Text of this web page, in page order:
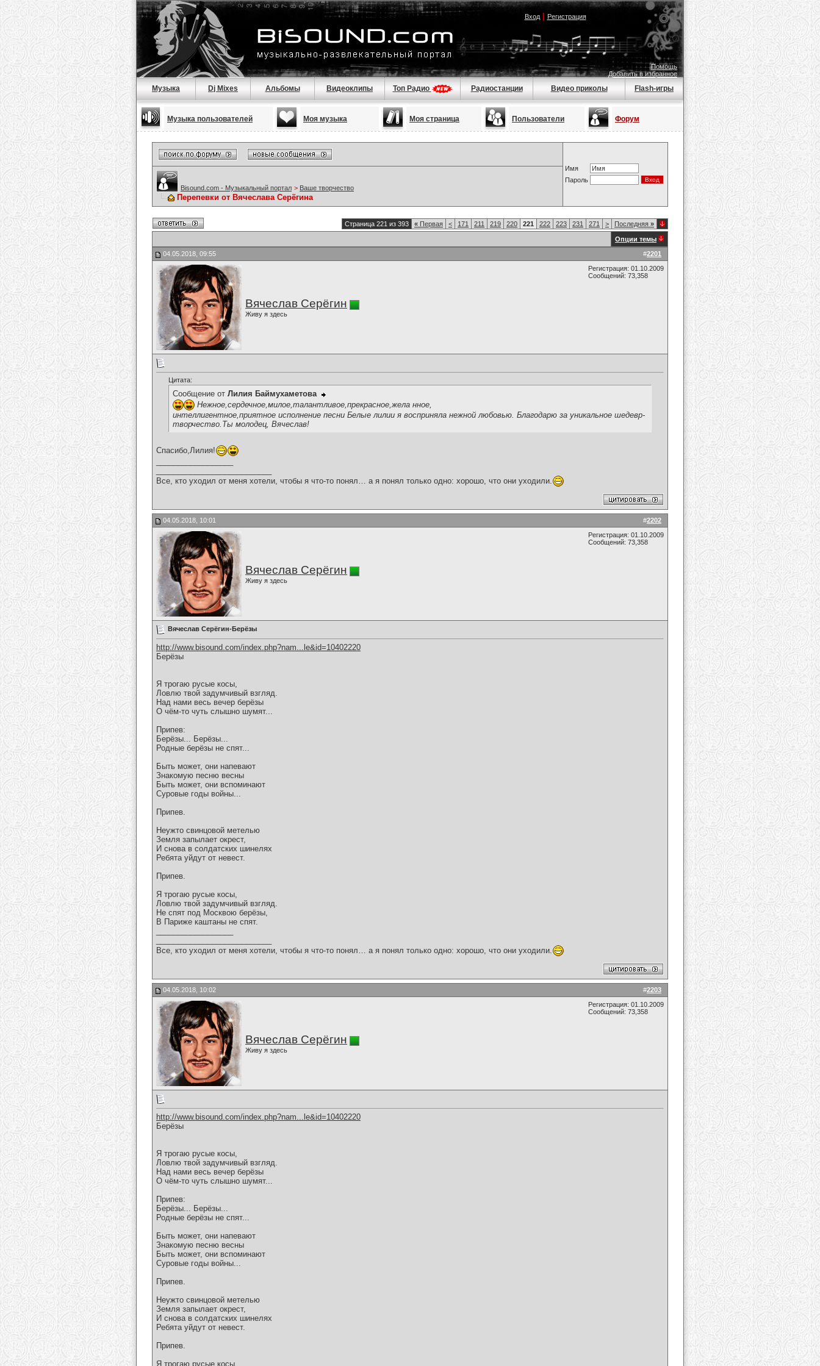
Вход| Регистрация
Помощь
Добавить в избранное
Музыка Dj Mixes Альбомы Видеоклипы Топ Радио Радиостанции Видео приколы Flash-игры
Музыка пользователей Моя музыка Моя страница Пользователи Форум
Имя
Пароль
Bisound.com - Музыкальный портал > Ваше творчество
Перепевки от Вячеслава Серёгина
Страница 221 из 393 « Первая < 171 211 219 220 221 222 223 231 271 > Последняя »
Опции темы
#2201
04.05.2018, 09:55
Вячеслав Серёгин
Живу я здесь
Регистрация: 01.10.2009
Сообщений: 73,358
Цитата:
Сообщение от Лилия Баймухаметова
Нежное,сердечное,милое,талантливое,прекрасное,жела нное,
интеллигентное,приятное исполнение песни Белые лилии я восприняла нежной любовью. Благодарю за уникальное шедевр-
творчество.Ты молодец, Вячеслав!
Спасибо,Лилия!
Все, кто уходил от меня хотели, чтобы я что-то понял… а я понял только одно: хорошо, что они уходили.
#2202
04.05.2018, 10:01
Вячеслав Серёгин
Живу я здесь
Регистрация: 01.10.2009
Сообщений: 73,358
Вячеслав Серёгин-Берёзы
http://www.bisound.com/index.php?nam...le&id=10402220
Берёзы
Я трогаю русые косы,
Ловлю твой задумчивый взгляд.
Над нами весь вечер берёзы
О чём-то чуть слышно шумят...
Припев:
Берёзы... Берёзы...
Родные берёзы не спят...
Быть может, они напевают
Знакомую песню весны
Быть может, они вспоминают
Суровые годы войны...
Припев.
Неужто свинцовой метелью
Земля запылает окрест,
И снова в солдатских шинелях
Ребята уйдут от невест.
Припев.
Я трогаю русые косы,
Ловлю твой задумчивый взгляд.
Не спят под Москвою берёзы,
В Париже каштаны не спят.
Все, кто уходил от меня хотели, чтобы я что-то понял… а я понял только одно: хорошо, что они уходили.
#2203
04.05.2018, 10:02
Вячеслав Серёгин
Живу я здесь
Регистрация: 01.10.2009
Сообщений: 73,358
http://www.bisound.com/index.php?nam...le&id=10402220
Берёзы
Я трогаю русые косы,
Ловлю твой задумчивый взгляд.
Над нами весь вечер берёзы
О чём-то чуть слышно шумят...
Припев:
Берёзы... Берёзы...
Родные берёзы не спят...
Быть может, они напевают
Знакомую песню весны
Быть может, они вспоминают
Суровые годы войны...
Припев.
Неужто свинцовой метелью
Земля запылает окрест,
И снова в солдатских шинелях
Ребята уйдут от невест.
Припев.
Я трогаю русые косы,